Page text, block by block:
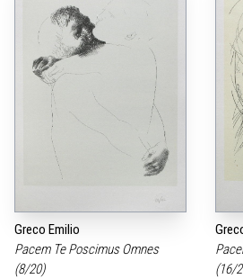
Greco Emilio
Pacem Te Poscimus Omnes
(8/20)
(16/